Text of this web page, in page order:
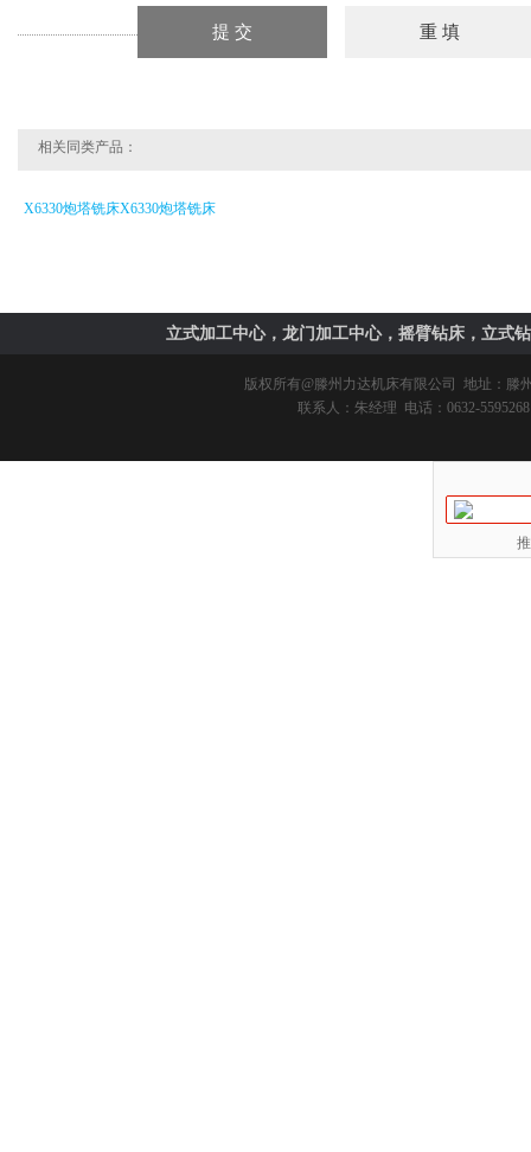
相关同类产品：
X6330炮塔铣床X6330炮塔铣床
立式加工中心，龙门加工中心，摇臂钻床，立式
版权所有@滕州力达机床有限公司
地址：滕
联系人：朱经理 电话：0632-